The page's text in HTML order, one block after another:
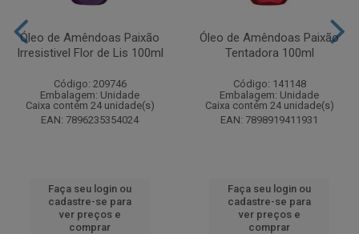
Óleo de Amêndoas Paixão
Irresistivel Flor de Lis 100ml
Código: 209746
Embalagem: Unidade
Caixa contém 24 unidade(s)
EAN: 7896235354024
Faça seu login ou
cadastre-se para
ver preços e
comprar
Óleo de Amêndoas Paixão
Tentadora 100ml
Código: 141148
Embalagem: Unidade
Caixa contém 24 unidade(s)
EAN: 7898919411931
Faça seu login ou
cadastre-se para
ver preços e
comprar